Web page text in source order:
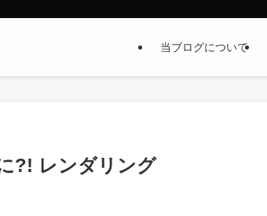
当ブログについて
?! レンダリング